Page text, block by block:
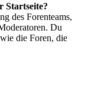
Startseite?
des Forenteams,
Du
die Foren, die